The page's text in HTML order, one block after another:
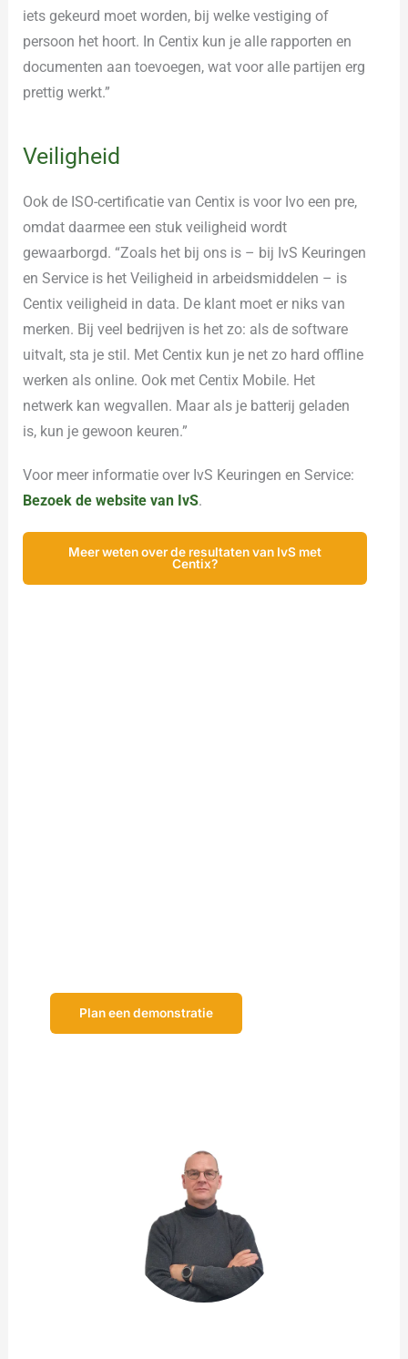
iets gekeurd moet worden, bij welke vestiging of
persoon het hoort. In Centix kun je alle rapporten en
documenten aan toevoegen, wat voor alle partijen erg
prettig werkt.”
Veiligheid
Ook de ISO-certificatie van Centix is voor Ivo een pre,
omdat daarmee een stuk veiligheid wordt
gewaarborgd. “Zoals het bij ons is – bij IvS Keuringen
en Service is het Veiligheid in arbeidsmiddelen – is
Centix veiligheid in data. De klant moet er niks van
merken. Bij veel bedrijven is het zo: als de software
uitvalt, sta je stil. Met Centix kun je net zo hard offline
werken als online. Ook met Centix Mobile. Het
netwerk kan wegvallen. Maar als je batterij geladen
is, kun je gewoon keuren.”
Voor meer informatie over IvS Keuringen en Service:
Bezoek de website van IvS.
Meer weten over de resultaten van IvS met
Centix?
Plan een demonstratie